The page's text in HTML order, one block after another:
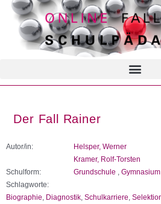
Der Fall Rainer
Autor/in:
Helsper, Werner
Kramer, Rolf-Torsten
Schulform:
Grundschule
Gymnasium
Schlagworte:
Biographie Diagnostik Schulkarriere